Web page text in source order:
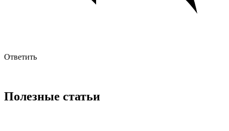
Ответить
Полезные статьи